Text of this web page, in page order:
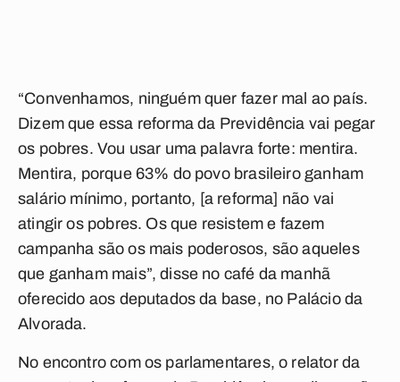
“Convenhamos, ninguém quer fazer mal ao país.
Dizem que essa reforma da Previdência vai pegar
os pobres. Vou usar uma palavra forte: mentira.
Mentira, porque 63% do povo brasileiro ganham
salário mínimo, portanto, [a reforma] não vai
atingir os pobres. Os que resistem e fazem
campanha são os mais poderosos, são aqueles
que ganham mais”, disse no café da manhã
oferecido aos deputados da base, no Palácio da
Alvorada.
No encontro com os parlamentares, o relator da